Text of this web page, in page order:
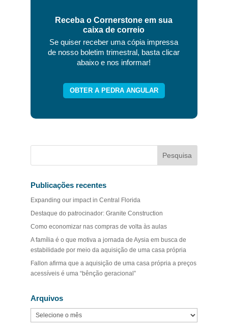
Receba o Cornerstone em sua
caixa de correio
Se quiser receber uma cópia impressa
de nosso boletim trimestral, basta clicar
abaixo e nos informar!
OBTER A PEDRA ANGULAR
Publicações recentes
Expanding our impact in Central Florida
Destaque do patrocinador: Granite Construction
Como economizar nas compras de volta às aulas
A família é o que motiva a jornada de Aysia em busca de
estabilidade por meio da aquisição de uma casa própria
Fallon afirma que a aquisição de uma casa própria a preços
acessíveis é uma “bênção geracional”
Arquivos
Arquivos